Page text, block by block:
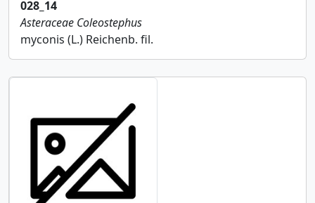
028_14
Asteraceae Coleostephus
myconis (L.) Reichenb. fil.